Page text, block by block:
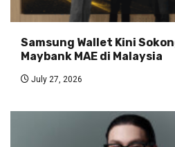
Samsung Wallet Kini
Maybank MAE di Malaysia
July 27, 2026